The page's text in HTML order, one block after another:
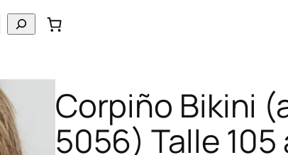
Corpiño Bikini
5056) Talle 105